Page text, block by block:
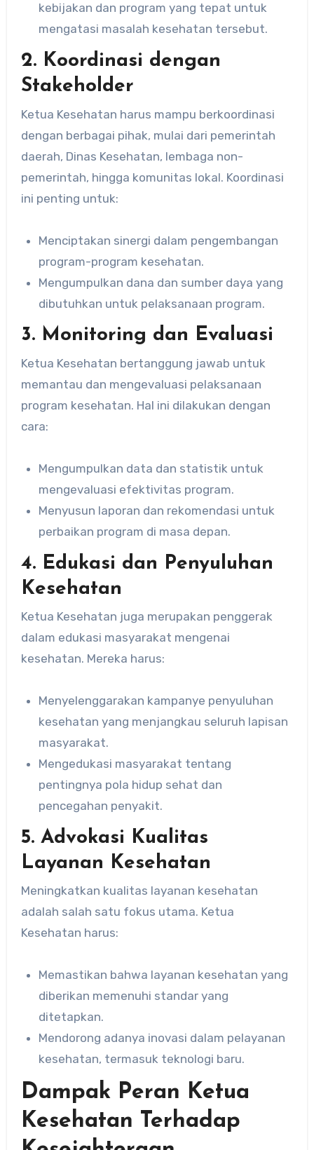
kebijakan dan program yang tepat untuk
mengatasi masalah kesehatan tersebut.
2. Koordinasi dengan
Stakeholder
Ketua Kesehatan harus mampu berkoordinasi
dengan berbagai pihak, mulai dari pemerintah
daerah, Dinas Kesehatan, lembaga non-
pemerintah, hingga komunitas lokal. Koordinasi
ini penting untuk:
Menciptakan sinergi dalam pengembangan
program-program kesehatan.
Mengumpulkan dana dan sumber daya yang
dibutuhkan untuk pelaksanaan program.
3. Monitoring dan Evaluasi
Ketua Kesehatan bertanggung jawab untuk
memantau dan mengevaluasi pelaksanaan
program kesehatan. Hal ini dilakukan dengan
cara:
Mengumpulkan data dan statistik untuk
mengevaluasi efektivitas program.
Menyusun laporan dan rekomendasi untuk
perbaikan program di masa depan.
4. Edukasi dan Penyuluhan
Kesehatan
Ketua Kesehatan juga merupakan penggerak
dalam edukasi masyarakat mengenai
kesehatan. Mereka harus:
Menyelenggarakan kampanye penyuluhan
kesehatan yang menjangkau seluruh lapisan
masyarakat.
Mengedukasi masyarakat tentang
pentingnya pola hidup sehat dan
pencegahan penyakit.
5. Advokasi Kualitas
Layanan Kesehatan
Meningkatkan kualitas layanan kesehatan
adalah salah satu fokus utama. Ketua
Kesehatan harus:
Memastikan bahwa layanan kesehatan yang
diberikan memenuhi standar yang
ditetapkan.
Mendorong adanya inovasi dalam pelayanan
kesehatan, termasuk teknologi baru.
Dampak Peran Ketua
Kesehatan Terhadap